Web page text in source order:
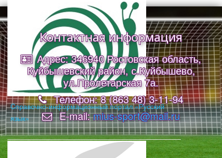
Cправочно-информационный портал «Русский
язык»
Контактная информация
Адрес: 346940 Ростовская область,
Куйбышевский район, с.Куйбышево,
ул.Пролетарская 7а.
Телефон: 8 (863 48) 3-11-94
E-mail:mius-sport@mail.ru